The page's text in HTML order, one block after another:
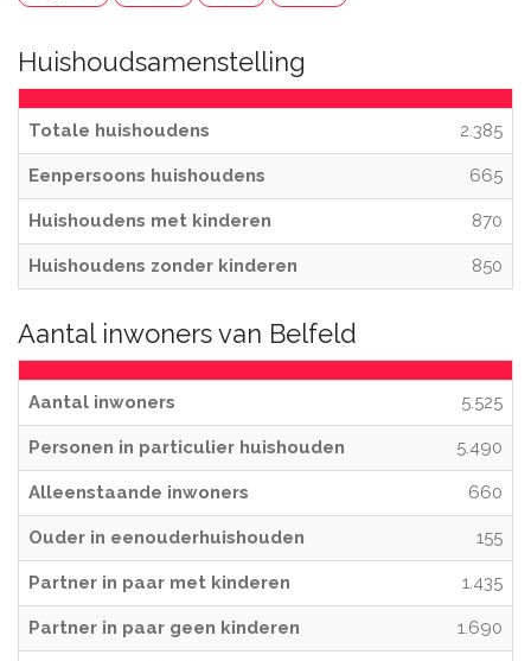
Huishoudsamenstelling
Totale huishoudens 2.385
Eenpersoons huishoudens 665
Huishoudens met kinderen 870
Huishoudens zonder kinderen 850
Aantal inwoners van Belfeld
Aantal inwoners 5.525
Personen in particulier huishouden 5.490
Alleenstaande inwoners 660
Ouder in eenouderhuishouden 155
Partner in paar met kinderen 1.435
Partner in paar geen kinderen 1.690